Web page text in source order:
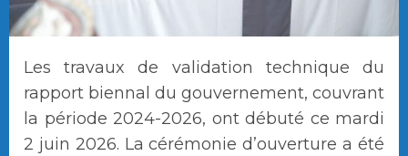
Les travaux de validation technique du
rapport biennal du gouvernement, couvrant
la période 2024-2026, ont débuté ce mardi
2 juin 2026. La cérémonie d’ouverture a été